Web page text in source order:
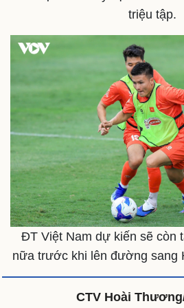
Thông tin doanh nghiệp
Doanh nghiệp 24h
Doanh nhân
Tin
triệu tập.
ĐT Việt Nam dự kiến sẽ còn
nữa trước khi lên đường sang
CTV Hoài